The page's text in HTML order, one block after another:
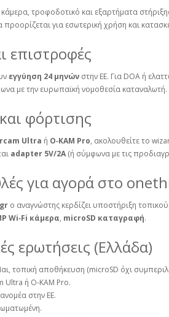
τροφοδοτικό και εξαρτήματα
για εσωτερική χρήση και
επιστροφές
εγγύηση 24 μηνών στην ΕΕ. Για DOA ή
με την ευρωπαϊκή νομοθεσία καταναλωτή.
φόρτισης
Ultra ή O‑KAM Pro, ακολουθείτε το
adapter 5V/2A (ή σύμφωνα με τις
για αγορά στο
ο αναγνώστης κερδίζει υποστήριξη
Wi‑Fi κάμερα, microSD καταγραφή.
ερωτήσεις (Ελλάδα)
τοπική αποθήκευση (microSD όχι
Ultra ή O‑KAM Pro.
στην ΕΕ.